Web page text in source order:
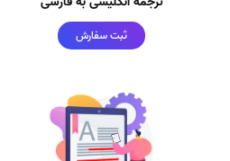
ثبت سفارش